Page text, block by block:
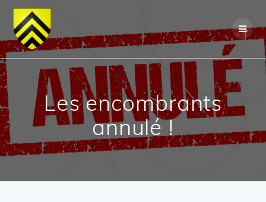
Les encombrants
annulé !